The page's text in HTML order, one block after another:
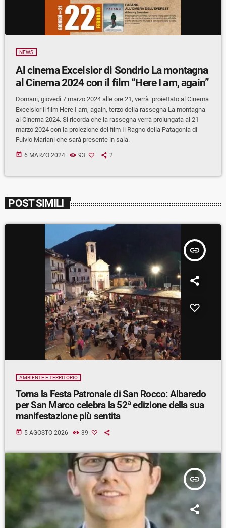
NEWS
Al cinema Excelsior di Sondrio La montagna
al Cinema 2024 con il film “Here I am, again”
Domani, giovedì 7 marzo 2024 alle ore 21, verrà proiettato al Cinema
Excelsior il film Here I am, again, terzo della rassegna La montagna
al Cinema 2024. Si ricorda che la rassegna verrà prolungata al 21
marzo 2024 con la proiezione del film Il Ragno della Patagonia di
Fulvio Mariani che sarà presente in sala.
today 6 MARZO 2024 93 2
POST SIMILI
insert_link
AMBIENTE E TERRITORIO
Torna la Festa Patronale di San Rocco: Albaredo
per San Marco celebra la 52ª edizione della sua
manifestazione più sentita
today 5 AGOSTO 2026 39
insert_link